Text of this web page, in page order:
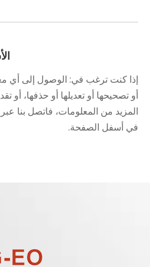
إذا كنت ترغب في: الوصول إلى أي
أو تصحيحها أو تعديلها أو حذفها، أو
المزيد من المعلومات، فاتصل بنا عبر
في أسفل الصفحة.